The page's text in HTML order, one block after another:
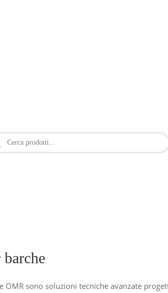
barche
OMR sono soluzioni tecniche avanzate